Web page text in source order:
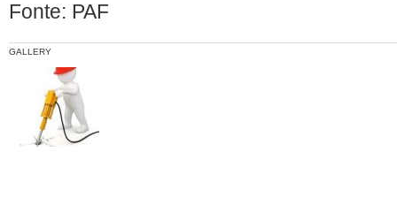
Fonte: PAF
GALLERY